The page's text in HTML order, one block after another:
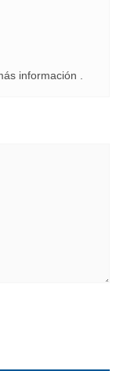
información .